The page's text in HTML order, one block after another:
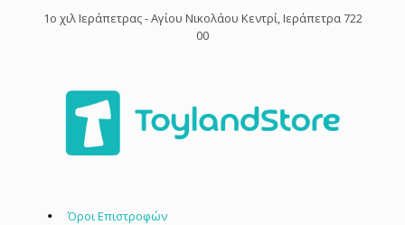
1o χιλ Ιεράπετρας - Αγίου Νικολάου Κεντρί, Ιεράπετρα 722
00
Όροι Επιστροφών